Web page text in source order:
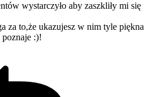
wystarczyło aby zaszkliły mi się
za to,że ukazujesz w nim tyle piękna
:)!